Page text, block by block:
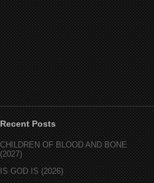
Recent Posts
CHILDREN OF BLOOD AND BONE
(2027)
IS GOD IS (2026)